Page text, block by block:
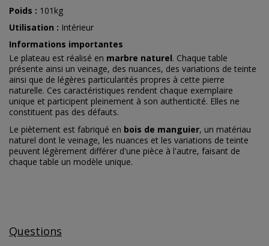
Poids : 101kg
Utilisation : Intérieur
Informations importantes
Le plateau est réalisé en marbre naturel. Chaque table
présente ainsi un veinage, des nuances, des variations de teinte
ainsi que de légères particularités propres à cette pierre
naturelle. Ces caractéristiques rendent chaque exemplaire
unique et participent pleinement à son authenticité. Elles ne
constituent pas des défauts.
Le piètement est fabriqué en bois de manguier, un matériau
naturel dont le veinage, les nuances et les variations de teinte
peuvent légèrement différer d'une pièce à l'autre, faisant de
chaque table un modèle unique.
Questions